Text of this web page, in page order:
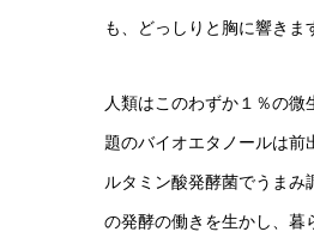
も、どっしりと胸に響きま
人類はこのわずか１％の
題のバイオエタノールは
ルタミン酸発酵菌でうまみ
の発酵の働きを生かし、暮